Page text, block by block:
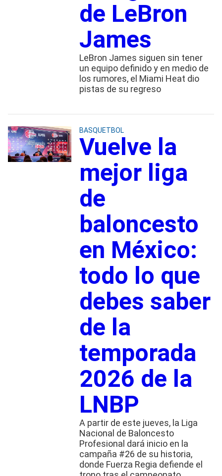
de LeBron
James
LeBron James siguen sin tener
un equipo definido y en medio de
los rumores, el Miami Heat dio
pistas de su regreso
BASQUETBOL
Vuelve la
mejor liga
de
baloncesto
en México:
todo lo que
debes saber
de la
temporada
2026 de la
LNBP
A partir de este jueves, la Liga
Nacional de Baloncesto
Profesional dará inicio en la
campaña #26 de su historia,
donde Fuerza Regia defiende el